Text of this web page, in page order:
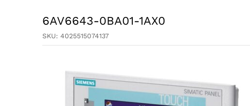
6AV6643-0BA01-1AX0
SKU: 4025515074137